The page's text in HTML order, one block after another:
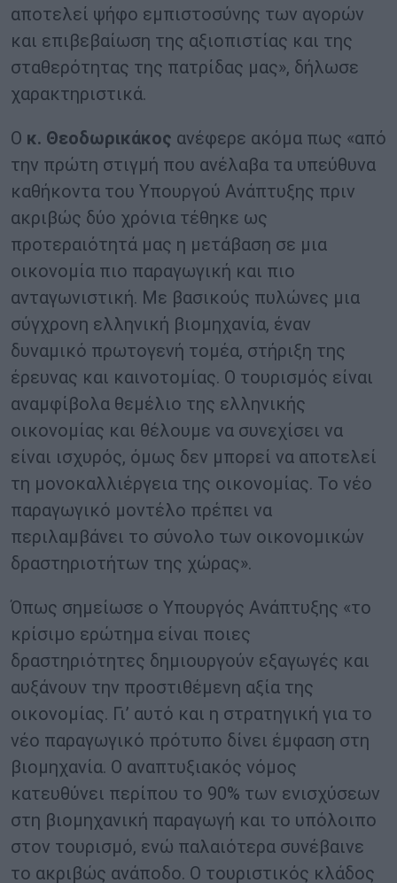
αποτελεί ψήφο εμπιστοσύνης των αγορών
και επιβεβαίωση της αξιοπιστίας και της
σταθερότητας της πατρίδας μας», δήλωσε
χαρακτηριστικά.
Ο κ. Θεοδωρικάκος ανέφερε ακόμα πως «από
την πρώτη στιγμή που ανέλαβα τα υπεύθυνα
καθήκοντα του Υπουργού Ανάπτυξης πριν
ακριβώς δύο χρόνια τέθηκε ως
προτεραιότητά μας η μετάβαση σε μια
οικονομία πιο παραγωγική και πιο
ανταγωνιστική. Με βασικούς πυλώνες μια
σύγχρονη ελληνική βιομηχανία, έναν
δυναμικό πρωτογενή τομέα, στήριξη της
έρευνας και καινοτομίας. Ο τουρισμός είναι
αναμφίβολα θεμέλιο της ελληνικής
οικονομίας και θέλουμε να συνεχίσει να
είναι ισχυρός, όμως δεν μπορεί να αποτελεί
τη μονοκαλλιέργεια της οικονομίας. Το νέο
παραγωγικό μοντέλο πρέπει να
περιλαμβάνει το σύνολο των οικονομικών
δραστηριοτήτων της χώρας».
Όπως σημείωσε ο Υπουργός Ανάπτυξης «το
κρίσιμο ερώτημα είναι ποιες
δραστηριότητες δημιουργούν εξαγωγές και
αυξάνουν την προστιθέμενη αξία της
οικονομίας. Γι’ αυτό και η στρατηγική για το
νέο παραγωγικό πρότυπο δίνει έμφαση στη
βιομηχανία. Ο αναπτυξιακός νόμος
κατευθύνει περίπου το 90% των ενισχύσεων
στη βιομηχανική παραγωγή και το υπόλοιπο
στον τουρισμό, ενώ παλαιότερα συνέβαινε
το ακριβώς ανάποδο. Ο τουριστικός κλάδος